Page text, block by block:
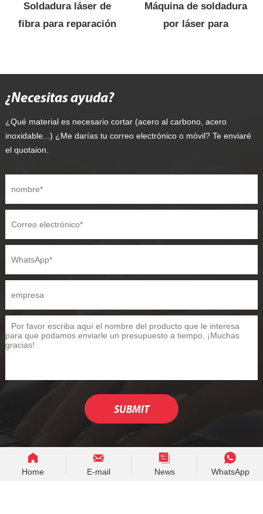
Soldadura láser de
fibra para reparación
Máquina de soldadura
por láser para
¿Necesitas ayuda?
¿Qué material es necesario cortar (acero al carbono, acero
inoxidable...) ¿Me darías tu correo electrónico o móvil? Te enviaré
el quotaion.
Home E-mail News WhatsApp